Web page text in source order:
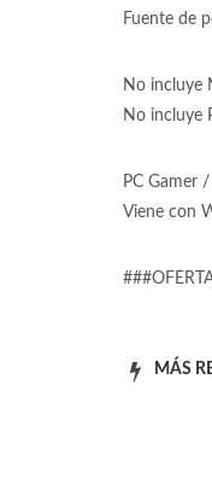
Fuente de
No incluye
No incluye
PC Gamer
Viene con
MÁS